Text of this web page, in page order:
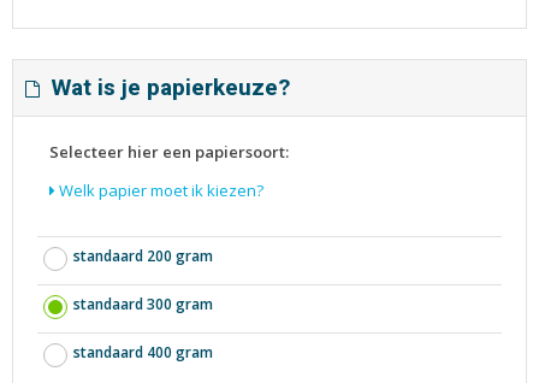
Wat is je papierkeuze?
Selecteer hier een papiersoort:
Welk papier moet ik kiezen?
standaard 200 gram
standaard 300 gram
standaard 400 gram